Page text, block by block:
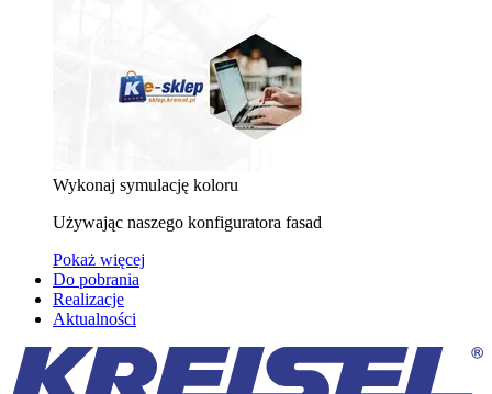
Wykonaj symulację koloru
Używając naszego konfiguratora fasad
Pokaż więcej
Do pobrania
Realizacje
Aktualności